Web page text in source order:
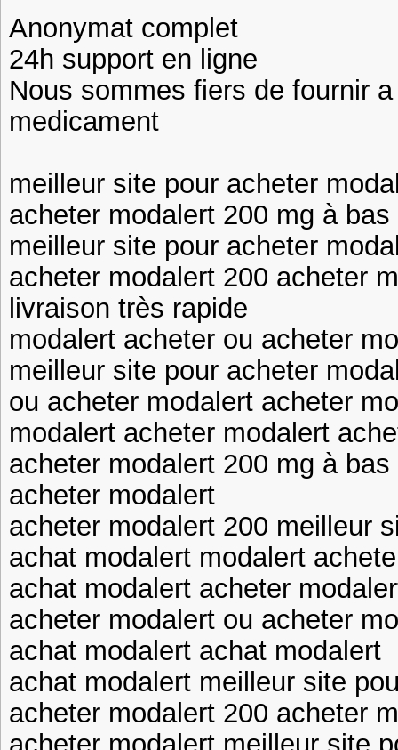
Anonymat complet
24h support en ligne
Nous sommes fiers de fournir
medicament
meilleur site pour acheter
acheter modalert 200 mg à
meilleur site pour acheter
acheter modalert 200 acheter
livraison très rapide
modalert acheter ou acheter
meilleur site pour acheter
ou acheter modalert acheter
modalert acheter modalert
acheter modalert 200 mg à
acheter modalert
acheter modalert 200 meilleur
achat modalert modalert
achat modalert acheter
acheter modalert ou acheter
achat modalert achat modalert
achat modalert meilleur site
acheter modalert 200 acheter
acheter modalert meilleur site